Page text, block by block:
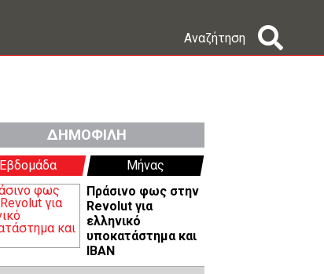
Αναζήτηση
ΔΗΜΟΦΙΛΗ
Εβδομάδα
Μήνας
Πράσινο φως στην
Revolut για
ελληνικό
υποκατάστημα και
IBAN